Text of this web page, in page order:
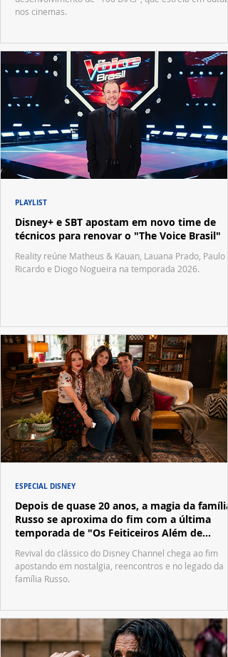
nos cinemas.
Disney+ e SBT apostam em novo time de
técnicos para renovar o "The Voice Brasil"
Reality reúne Matheus & Kauan, Lauana Prado, Paulo
Ricardo e Diogo Nogueira na temporada 2026.
PLAYLIST
Depois de quase 20 anos, a magia da família
Russo se aproxima do fim com a última
temporada de "Os Feiticeiros Além de
Revival do clássico do Disney Channel chega ao fim
apostando em nostalgia, reencontros e no legado da
família Russo.
ESPECIAL DISNEY